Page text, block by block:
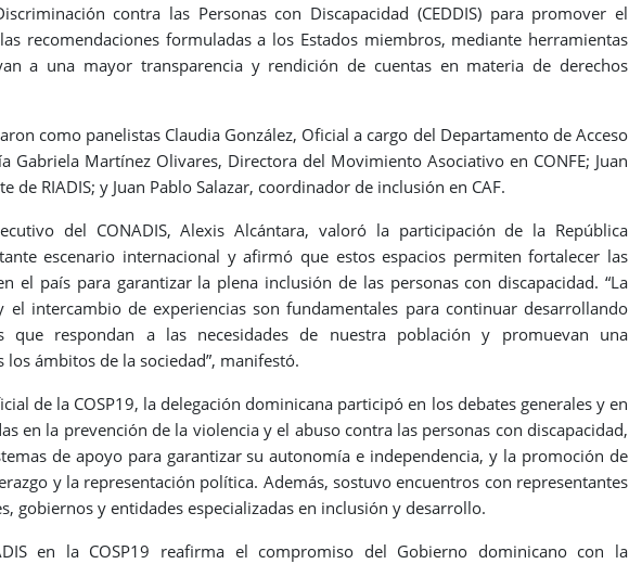
contra las Personas con Discapacidad (CEDDIS) para promover el
recomendaciones formuladas a los Estados miembros, mediante herramientas
a una mayor transparencia y rendición de cuentas en materia de derechos
como panelistas Claudia González, Oficial a cargo del Departamento de Acceso
Gabriela Martínez Olivares, Directora del Movimiento Asociativo en CONFE; Juan
de RIADIS; y Juan Pablo Salazar, coordinador de inclusión en CAF.
del CONADIS, Alexis Alcántara, valoró la participación de la República
escenario internacional y afirmó que estos espacios permiten fortalecer las
el país para garantizar la plena inclusión de las personas con discapacidad. “La
el intercambio de experiencias son fundamentales para continuar desarrollando
que respondan a las necesidades de nuestra población y promuevan una
ámbitos de la sociedad”, manifestó.
de la COSP19, la delegación dominicana participó en los debates generales y en
en la prevención de la violencia y el abuso contra las personas con discapacidad,
de apoyo para garantizar su autonomía e independencia, y la promoción de
y la representación política. Además, sostuvo encuentros con representantes
gobiernos y entidades especializadas en inclusión y desarrollo.
en la COSP19 reafirma el compromiso del Gobierno dominicano con la